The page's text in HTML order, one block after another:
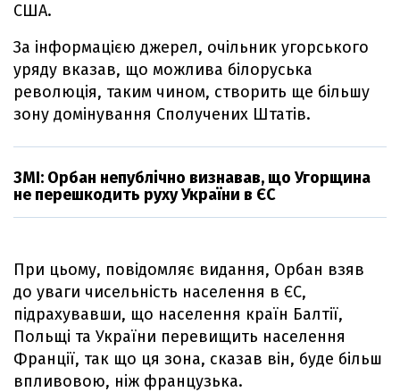
США.
За інформацією джерел, очільник угорського
уряду вказав, що можлива білоруська
революція, таким чином, створить ще більшу
зону домінування Сполучених Штатів.
ЗМІ: Орбан непублічно визнавав, що Угорщина
не перешкодить руху України в ЄС
При цьому, повідомляє видання, Орбан взяв
до уваги чисельність населення в ЄС,
підрахувавши, що населення країн Балтії,
Польщі та України перевищить населення
Франції, так що ця зона, сказав він, буде більш
впливовою, ніж французька.